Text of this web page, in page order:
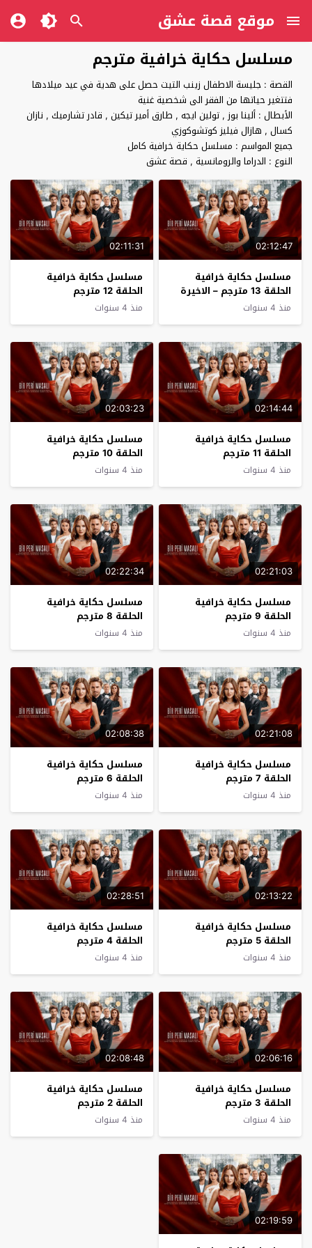
موقع قصة عشق
مسلسل حكاية خرافية مترجم
القصة : جليسة الاطفال زينب التيت حصل على هدية في عيد ميلادها
فتتغير حياتها من الفقر الى شخصية غنية
الأبطال : ألينا بوز , تولين ايجه , طارق أمير تيكين , قادر تشارميك , نازان
كسال , هازال فيليز كوتشوكوزي
جميع المواسم : مسلسل حكاية خرافية كامل
النوع : الدراما والرومانسية , قصة عشق
02:12:47
مسلسل حكاية خرافية
الحلقة 13 مترجم – الاخيرة
منذ 4 سنوات
02:11:31
مسلسل حكاية خرافية
الحلقة 12 مترجم
منذ 4 سنوات
02:14:44
مسلسل حكاية خرافية
الحلقة 11 مترجم
منذ 4 سنوات
02:03:23
مسلسل حكاية خرافية
الحلقة 10 مترجم
منذ 4 سنوات
02:21:03
مسلسل حكاية خرافية
الحلقة 9 مترجم
منذ 4 سنوات
02:22:34
مسلسل حكاية خرافية
الحلقة 8 مترجم
منذ 4 سنوات
02:21:08
مسلسل حكاية خرافية
الحلقة 7 مترجم
منذ 4 سنوات
02:08:38
مسلسل حكاية خرافية
الحلقة 6 مترجم
منذ 4 سنوات
02:13:22
مسلسل حكاية خرافية
الحلقة 5 مترجم
منذ 4 سنوات
02:28:51
مسلسل حكاية خرافية
الحلقة 4 مترجم
منذ 4 سنوات
02:06:16
مسلسل حكاية خرافية
الحلقة 3 مترجم
منذ 4 سنوات
02:08:48
مسلسل حكاية خرافية
الحلقة 2 مترجم
منذ 4 سنوات
02:19:59